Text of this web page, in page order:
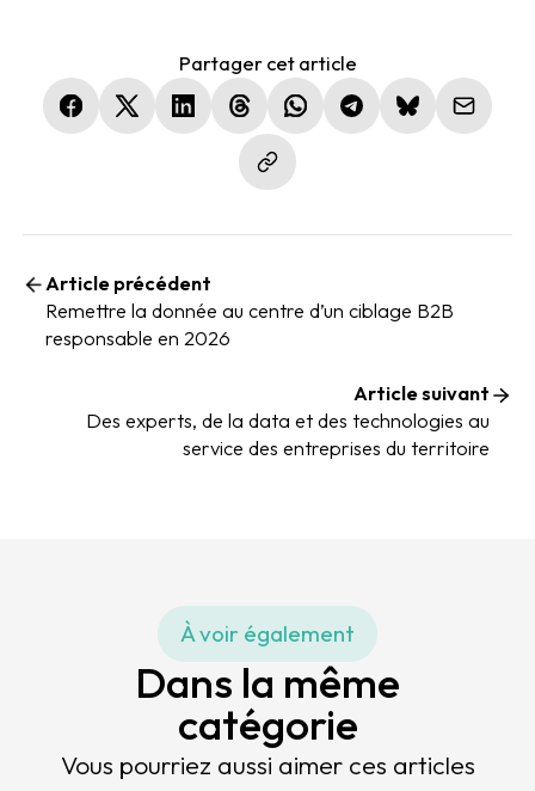
Partager cet article
(nouvelle fenêtre)
(nouvelle fenêtre)
(nouvelle fenêtre)
(nouvelle fenêtre)
(nouvelle fenêtre)
(nouvelle fenêtre)
(nouvelle
Article précédent
Remettre la donnée au centre d’un ciblage B2B
responsable en 2026
Article suivant
Des experts, de la data et des technologies au
service des entreprises du territoire
À voir également
Dans la même
catégorie
Vous pourriez aussi aimer ces articles